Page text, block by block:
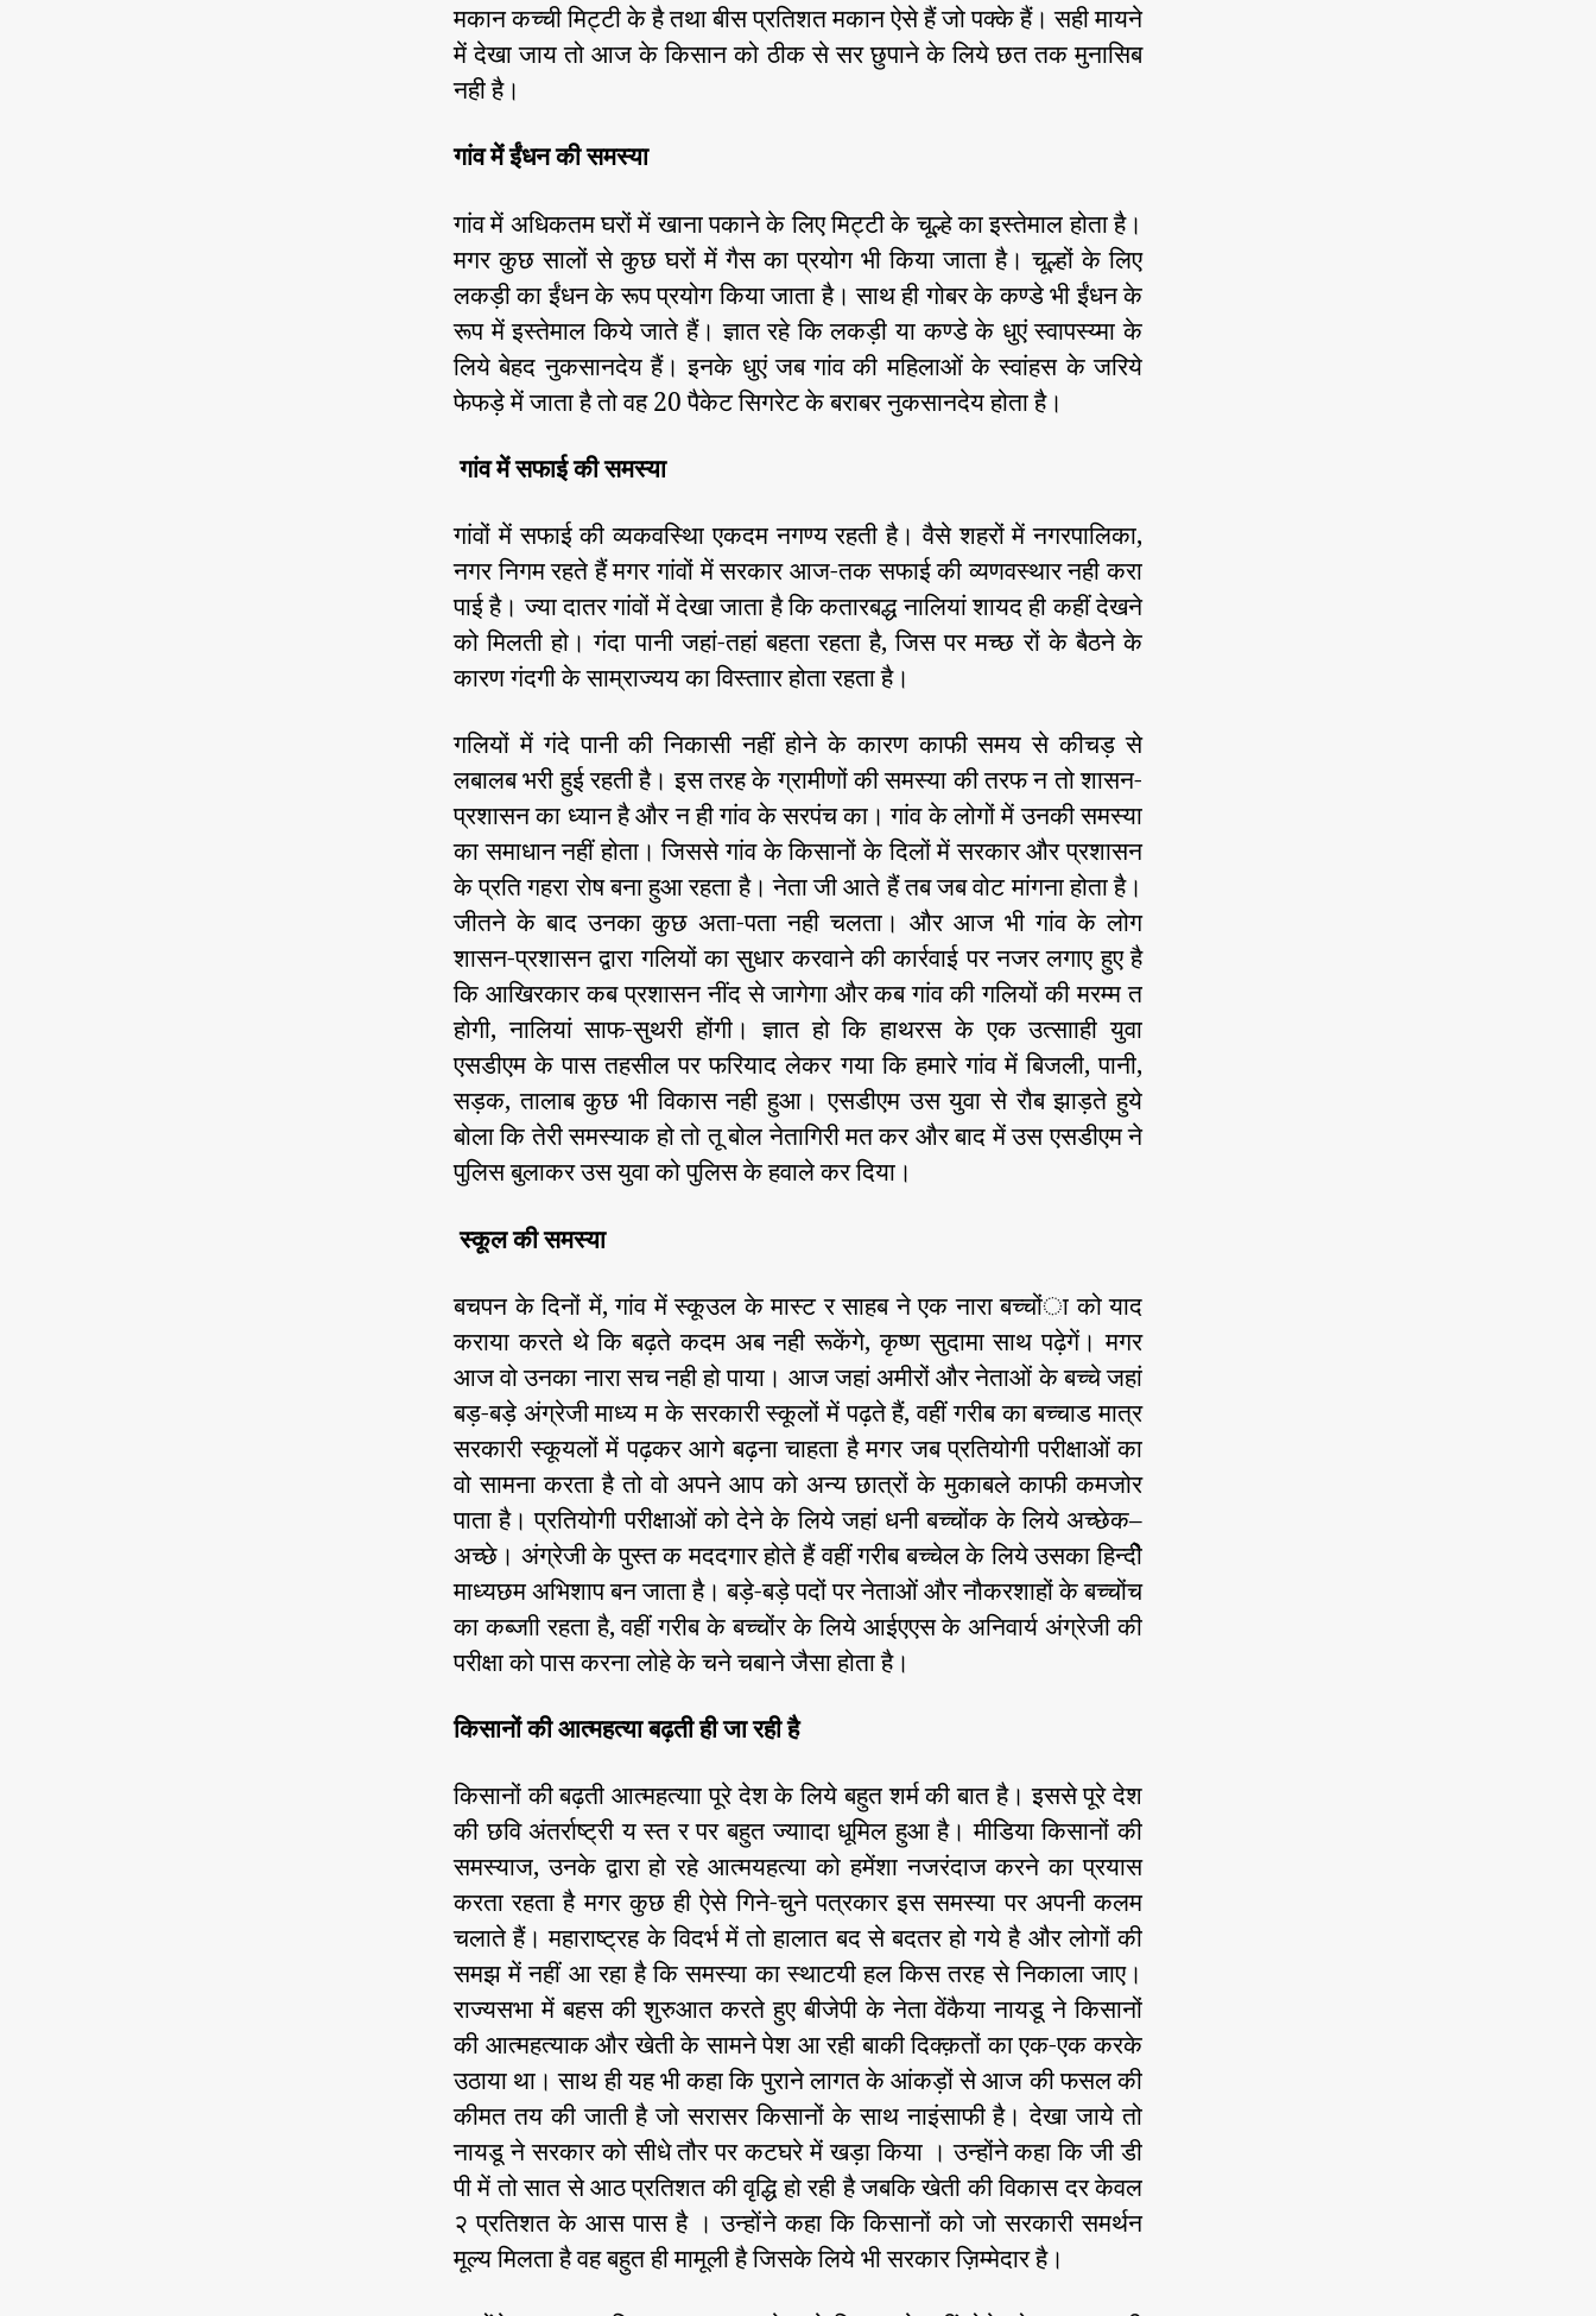
मकान कच्ची मिट्टी के है तथा बीस प्रतिशत मकान ऐसे हैं जो पक्के हैं। सही मायने
में देखा जाय तो आज के किसान को ठीक से सर छुपाने के लिये छत तक मु‍नासिब
नही है।
गांव में ईंधन की समस्या
गांव में अधिकतम घरों में खाना पकाने के लिए मिट्टी के चूल्हे का इस्तेमाल होता है।
मगर कुछ सालों से कुछ घरों में गैस का प्रयोग भी किया जाता है। चूल्हों के लिए
लकड़ी का ईंधन के रूप प्रयोग किया जाता है। साथ ही गोबर के कण्डे भी ईंधन के
रूप में इस्तेमाल किये जाते हैं। ज्ञात रहे कि लकड़ी या कण्डे के धुएं स्वापस्य्मा के
लिये बेहद नुकसानदेय हैं। इनके धुएं जब गांव की महिलाओं के स्वांहस के जरिये
फेफड़े में जाता है तो वह 20 पैकेट सिगरेट के बराबर नुकसानदेय होता है।
गांव में सफाई की समस्या
गांवों में सफाई की व्यकवस्थाि एकदम नगण्य रहती है। वैसे शहरों में नगरपालिका,
नगर निगम रहते हैं मगर गांवों में सरकार आज-तक सफाई की व्यणवस्थार नही करा
पाई है। ज्या दातर गांवों में देखा जाता है कि कतारबद्ध नालियां शायद ही कहीं देखने
को मिलती हो। गंदा पानी जहां-तहां बहता रहता है, जिस पर मच्छ रों के बैठने के
कारण गंदगी के साम्राज्यय का विस्ताार होता रहता है।
गलियों में गंदे पानी की निकासी नहीं होने के कारण काफी समय से कीचड़ से
लबालब भरी हुई रहती है। इस तरह के ग्रामीणों की समस्या की तरफ न तो शासन-
प्रशासन का ध्यान है और न ही गांव के सरपंच का। गांव के लोगों में उनकी समस्या
का समाधान नहीं होता। जिससे गांव के किसानों के दिलों में सरकार और प्रशासन
के प्रति गहरा रोष बना हुआ रहता है। नेता जी आते हैं तब जब वोट मांगना होता है।
जीतने के बाद उनका कुछ अता-पता नही चलता। और आज भी गांव के लोग
शासन-प्रशासन द्वारा गलियों का सुधार करवाने की कार्रवाई पर नजर लगाए हुए है
कि आखिरकार कब प्रशासन नींद से जागेगा और कब गांव की गलियों की मरम्म त
होगी, नालियां साफ-सुथरी होंगी। ज्ञात हो कि हाथरस के एक उत्सााही युवा
एसडीएम के पास तहसील पर फरियाद लेकर गया कि हमारे गांव में बिजली, पानी,
सड़क, तालाब कुछ भी विकास नही हुआ। एसडीएम उस युवा से रौब झाड़ते हुये
बोला कि तेरी समस्याक हो तो तू बोल नेतागिरी मत कर और बाद में उस एसडीएम ने
पुलिस बुलाकर उस युवा को पुलिस के हवाले कर दिया।
स्कूल की समस्या
बचपन के दिनों में, गांव में स्कूउल के मास्ट र साहब ने एक नारा बच्चोंा को याद
कराया करते थे कि बढ़ते कदम अब नही रूकेंगे, कृष्ण सुदामा साथ पढ़ेगें। मगर
आज वो उनका नारा सच नही हो पाया। आज जहां अमीरों और नेताओं के बच्चे जहां
बड़-बड़े अंग्रेजी माध्य म के सरकारी स्कूलों में पढ़ते हैं, वहीं गरीब का बच्चाड मात्र
सरकारी स्कूयलों में पढ़कर आगे बढ़ना चाहता है मगर जब प्रतियोगी परीक्षाओं का
वो सामना करता है तो वो अपने आप को अन्य‍ छात्रों के मुकाबले काफी कमजोर
पाता है। प्रतियोगी परीक्षाओं को देने के लिये जहां धनी बच्चोंक के लिये अच्छेक–
अच्छे। अंग्रेजी के पुस्त क मददगार होते हैं वहीं गरीब बच्चेल के लिये उसका हिन्दीे
माध्यछम अभिशाप बन जाता है। बड़े-बड़े पदों पर नेताओं और नौकरशाहों के बच्चोंच
का कब्जाी रहता है, वहीं गरीब के बच्चोंर के लिये आईएएस के अनिवार्य अंग्रेजी की
परीक्षा को पास करना लोहे के चने चबाने जैसा होता है।
किसानों की आत्महत्या बढ़ती ही जा रही है
किसानों की बढ़ती आत्महत्याा पूरे देश के लिये बहुत शर्म की बात है। इससे पूरे देश
की छवि अंतर्राष्ट्री य स्त र पर बहुत ज्याादा धूमिल हुआ है। मीडिया किसानों की
समस्याज, उनके द्वारा हो रहे आत्मयहत्या को हमेंशा नजरंदाज करने का प्रयास
करता रहता है मगर कुछ ही ऐसे गिने-चुने पत्रकार इस समस्या पर अपनी कलम
चलाते हैं। महाराष्ट्रह के विदर्भ में तो हालात बद से बदतर हो गये है और लोगों की
समझ में नहीं आ रहा है कि समस्या का स्थाटयी हल किस तरह से निकाला जाए।
राज्यसभा में बहस की शुरुआत करते हुए बीजेपी के नेता वेंकैया नायडू ने किसानों
की आत्महत्याक और खेती के सामने पेश आ रही बाकी दिक्क़तों का एक-एक करके
उठाया था। साथ ही यह भी कहा कि पुराने लागत के आंकड़ों से आज की फसल की
कीमत तय की जाती है जो सरासर किसानों के साथ नाइंसाफी है। देखा जाये तो
नायडू ने सरकार को सीधे तौर पर कटघरे में खड़ा किया । उन्होंने कहा कि जी डी
पी में तो सात से आठ प्रतिशत की वृद्धि हो रही है जबकि खेती की विकास दर केवल
२ प्रतिशत के आस पास है । उन्होंने कहा कि किसानों को जो सरकारी समर्थन
मूल्य मिलता है वह बहुत ही मामूली है जिसके लिये भी सरकार ज़िम्मेदार है।